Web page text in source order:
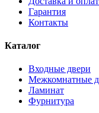
Гарантия
Контакты
Каталог
Входные двери
Межкомнатные
Ламинат
Фурнитура